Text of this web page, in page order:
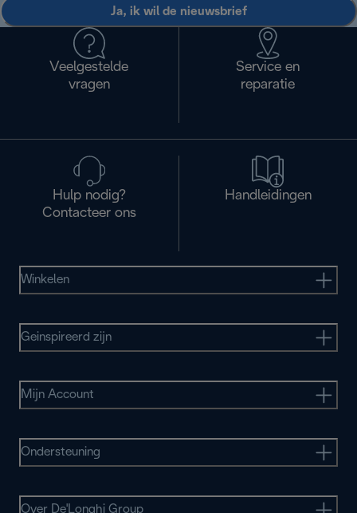
Ja, ik wil de nieuwsbrief
Veelgestelde
vragen
Service en
reparatie
Hulp nodig?
Contacteer ons
Handleidingen
Winkelen
Geinspireerd zijn
Mijn Account
Ondersteuning
Over De'Longhi Group